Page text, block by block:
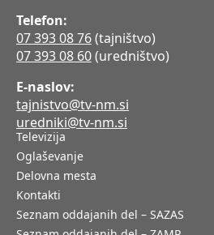
Telefon:
07 393 08 76(tajništvo)
07 393 08 60(uredništvo)
E-naslov:
tajnistvo@tv-nm.si
uredniki@tv-nm.si
Televizija
Oglaševanje
Delovna mesta
Kontakti
Seznam oddajanih del – SAZAS